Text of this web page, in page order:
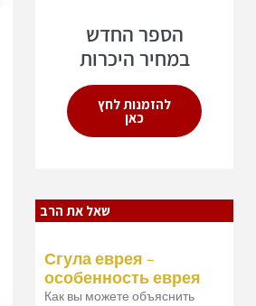
הספר החדש
במחיר היכרות
להזמנות לחץ
כאן
שאל את הרב
Сгула еврея –
особенность еврея
Как вы можете объяснить